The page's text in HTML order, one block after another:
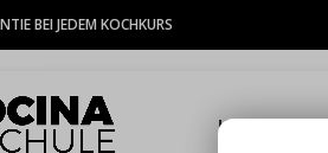
BEI JEDEM KOCHKURS
HOME